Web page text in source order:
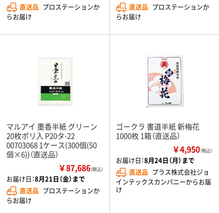
直送品 プロステーションか
らお届け
直送品 プロステーションか
らお届け
マルアイ 墨香半紙 グリーン
20枚ポリ入 P20タ-22
00703068 1ケース(300個(50
個×6))（直送品）
￥87,686（税込）
お届け日：8月21日（金）まで
直送品 プロステーションか
らお届け
ゴークラ 書道半紙 新梅花
1000枚 1箱（直送品）
￥4,950（税込）
お届け日：8月24日（月）まで
直送品 プラス株式会社ジョ
インテックスカンパニーからお届
け